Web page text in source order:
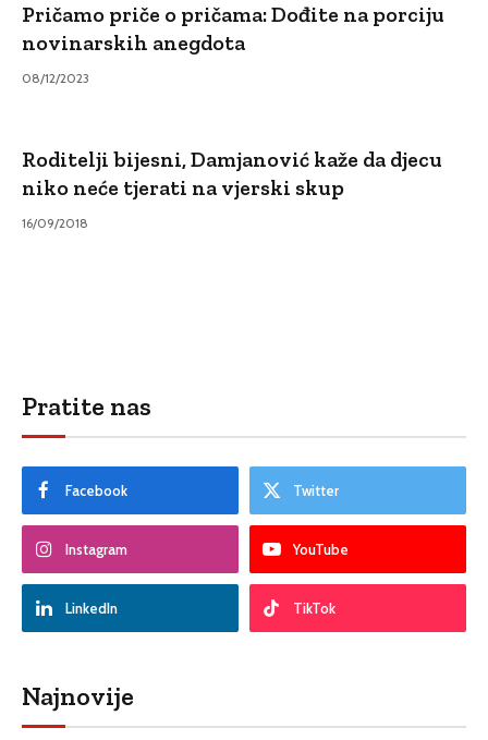
Pričamo priče o pričama: Dođite na porciju
novinarskih anegdota
08/12/2023
Roditelji bijesni, Damjanović kaže da djecu
niko neće tjerati na vjerski skup
16/09/2018
Pratite nas
Facebook Twitter
Instagram YouTube
LinkedIn TikTok
Najnovije